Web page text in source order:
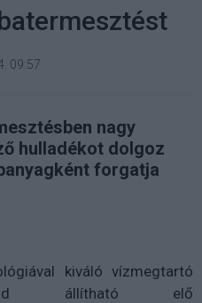
09:57
nagy
hulladékot dolgoz
forgatja
kiváló vízmegtartó
állítható elő